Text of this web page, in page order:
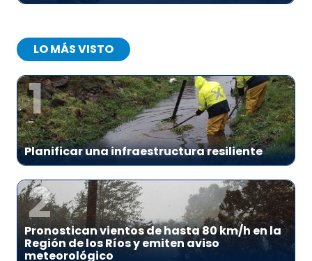
LO MÁS VISTO
1
Planificar una infraestructura resiliente
2
Pronostican vientos de hasta 80 km/h en la
Región de los Ríos y emiten aviso
meteorológico